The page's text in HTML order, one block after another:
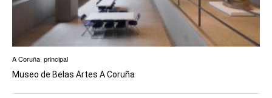
A Coruña, principal
Museo de Belas Artes A Coruña